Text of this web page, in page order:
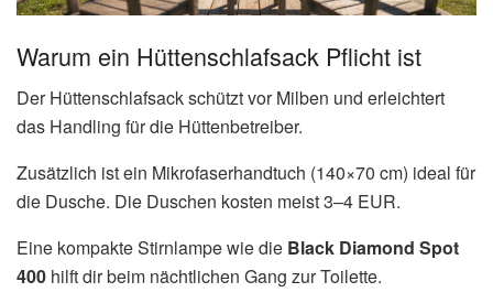
Warum ein Hüttenschlafsack Pflicht ist
Der Hüttenschlafsack schützt vor Milben und erleichtert
das Handling für die Hüttenbetreiber.
Zusätzlich ist ein Mikrofaserhandtuch (140×70 cm) ideal für
die Dusche. Die Duschen kosten meist 3–4 EUR.
Eine kompakte Stirnlampe wie die Black Diamond Spot
400 hilft dir beim nächtlichen Gang zur Toilette.